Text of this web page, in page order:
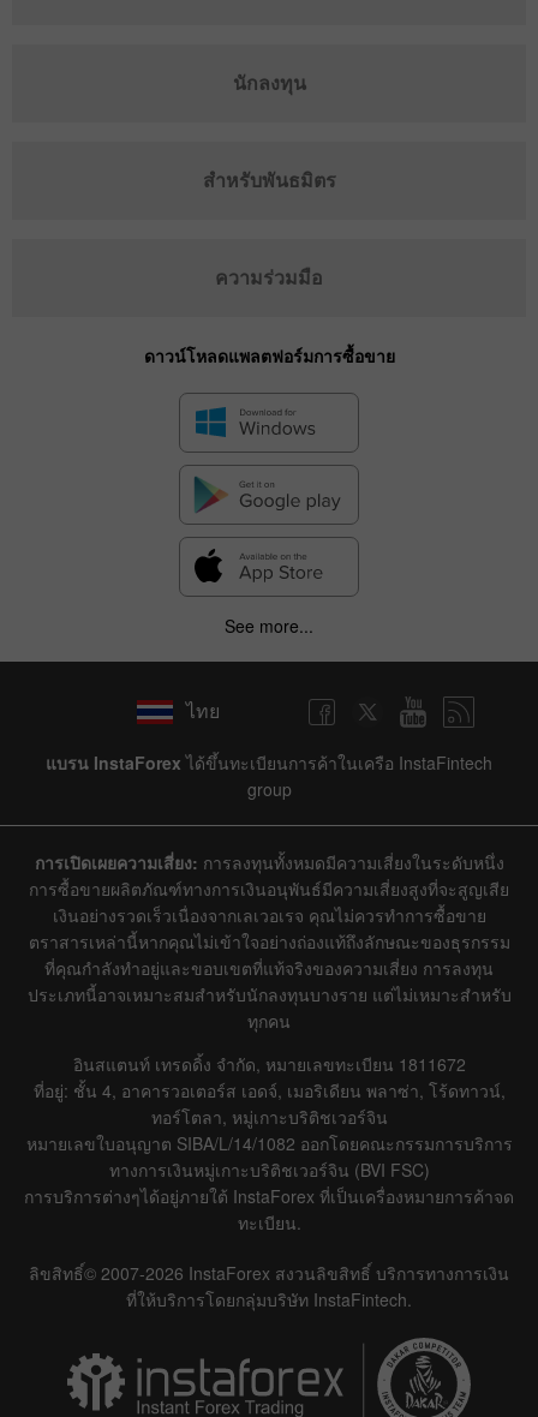
นักลงทุน
สำหรับพันธมิตร
ความร่วมมือ
ดาวน์โหลดแพลตฟอร์มการซื้อขาย
See more...
ไทย
แบรน InstaForex ได้ขึ้นทะเบียนการค้าในเครือ InstaFintech
group
การเปิดเผยความเสี่ยง: การลงทุนทั้งหมดมีความเสี่ยงในระดับหนึ่ง
การซื้อขายผลิตภัณฑ์ทางการเงินอนุพันธ์มีความเสี่ยงสูงที่จะสูญเสีย
เงินอย่างรวดเร็วเนื่องจากเลเวอเรจ คุณไม่ควรทำการซื้อขาย
ตราสารเหล่านี้หากคุณไม่เข้าใจอย่างถ่องแท้ถึงลักษณะของธุรกรรม
ที่คุณกำลังทำอยู่และขอบเขตที่แท้จริงของความเสี่ยง การลงทุน
ประเภทนี้อาจเหมาะสมสำหรับนักลงทุนบางราย แต่ไม่เหมาะสำหรับ
ทุกคน
อินสแตนท์ เทรดดิ้ง จำกัด, หมายเลขทะเบียน 1811672
ที่อยู่: ชั้น 4, อาคารวอเตอร์ส เอดจ์, เมอริเดียน พลาซ่า, โร้ดทาวน์,
ทอร์โตลา, หมู่เกาะบริติชเวอร์จิน
หมายเลขใบอนุญาต SIBA/L/14/1082 ออกโดยคณะกรรมการบริการ
ทางการเงินหมู่เกาะบริติชเวอร์จิน (BVI FSC)
การบริการต่างๆได้อยู่ภายใต้ InstaForex ที่เป็นเครื่องหมายการค้าจด
ทะเบียน.
ลิขสิทธิ์© 2007-2026 InstaForex สงวนลิขสิทธิ์ บริการทางการเงิน
ที่ให้บริการโดยกลุ่มบริษัท InstaFintech.